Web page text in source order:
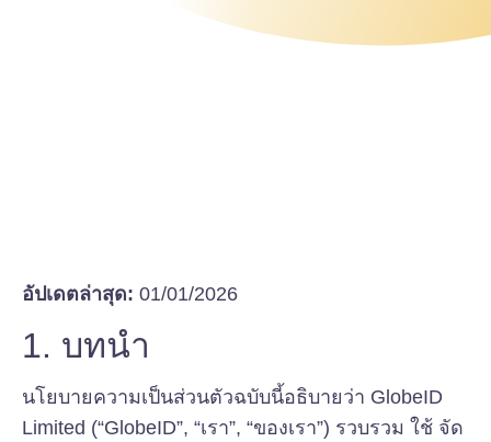
อัปเดตล่าสุด: 01/01/2026
1. บทนำ
นโยบายความเป็นส่วนตัวฉบับนี้อธิบายว่า GlobeID
Limited (“GlobeID”, “เรา”, “ของเรา”) รวบรวม ใช้ จัด